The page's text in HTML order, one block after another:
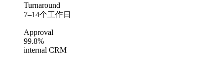
Turnaround
7–14个工作日
Approval
99.8%
internal CRM